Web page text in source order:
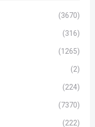
(3670)
(316)
(1265)
(2)
(224)
(7370)
(222)